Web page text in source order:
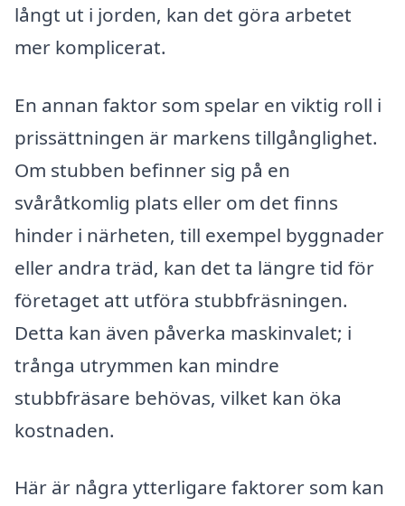
långt ut i jorden, kan det göra arbetet
mer komplicerat.
En annan faktor som spelar en viktig roll i
prissättningen är markens tillgånglighet.
Om stubben befinner sig på en
svåråtkomlig plats eller om det finns
hinder i närheten, till exempel byggnader
eller andra träd, kan det ta längre tid för
företaget att utföra stubbfräsningen.
Detta kan även påverka maskinvalet; i
trånga utrymmen kan mindre
stubbfräsare behövas, vilket kan öka
kostnaden.
Här är några ytterligare faktorer som kan